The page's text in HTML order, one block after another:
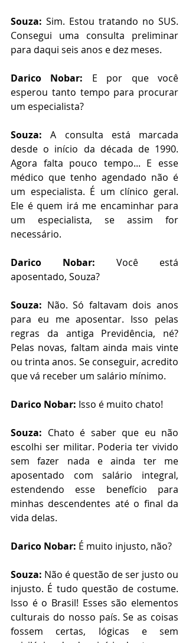
Souza: Sim. Estou tratando no SUS.
Consegui uma consulta preliminar
para daqui seis anos e dez meses.
Darico Nobar: E por que você
esperou tanto tempo para procurar
um especialista?
Souza: A consulta está marcada
desde o início da década de 1990.
Agora falta pouco tempo... E esse
médico que tenho agendado não é
um especialista. É um clínico geral.
Ele é quem irá me encaminhar para
um especialista, se assim for
necessário.
Darico Nobar: Você está
aposentado, Souza?
Souza: Não. Só faltavam dois anos
para eu me aposentar. Isso pelas
regras da antiga Previdência, né?
Pelas novas, faltam ainda mais vinte
ou trinta anos. Se conseguir, acredito
que vá receber um salário mínimo.
Darico Nobar: Isso é muito chato!
Souza: Chato é saber que eu não
escolhi ser militar. Poderia ter vivido
sem fazer nada e ainda ter me
aposentado com salário integral,
estendendo esse benefício para
minhas descendentes até o final da
vida delas.
Darico Nobar: É muito injusto, não?
Souza: Não é questão de ser justo ou
injusto. É tudo questão de costume.
Isso é o Brasil! Esses são elementos
culturais do nosso país. Se as coisas
fossem certas, lógicas e sem